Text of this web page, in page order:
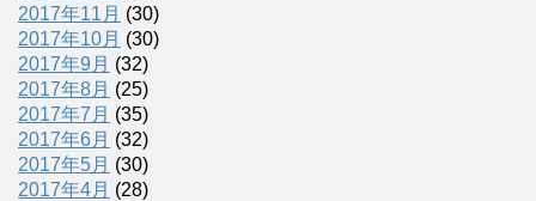
2017年11月 (30)
2017年10月 (30)
2017年9月 (32)
2017年8月 (25)
2017年7月 (35)
2017年6月 (32)
2017年5月 (30)
2017年4月 (28)